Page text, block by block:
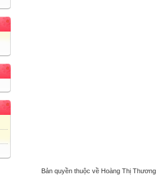
Bản quyền thuộc về Hoàng Thị